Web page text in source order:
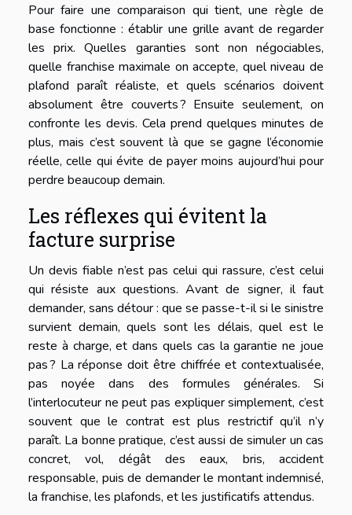
Pour faire une comparaison qui tient, une règle de
base fonctionne : établir une grille avant de regarder
les prix. Quelles garanties sont non négociables,
quelle franchise maximale on accepte, quel niveau de
plafond paraît réaliste, et quels scénarios doivent
absolument être couverts ? Ensuite seulement, on
confronte les devis. Cela prend quelques minutes de
plus, mais c’est souvent là que se gagne l’économie
réelle, celle qui évite de payer moins aujourd’hui pour
perdre beaucoup demain.
Les réflexes qui évitent la
facture surprise
Un devis fiable n’est pas celui qui rassure, c’est celui
qui résiste aux questions. Avant de signer, il faut
demander, sans détour : que se passe-t-il si le sinistre
survient demain, quels sont les délais, quel est le
reste à charge, et dans quels cas la garantie ne joue
pas ? La réponse doit être chiffrée et contextualisée,
pas noyée dans des formules générales. Si
l’interlocuteur ne peut pas expliquer simplement, c’est
souvent que le contrat est plus restrictif qu’il n’y
paraît. La bonne pratique, c’est aussi de simuler un cas
concret, vol, dégât des eaux, bris, accident
responsable, puis de demander le montant indemnisé,
la franchise, les plafonds, et les justificatifs attendus.